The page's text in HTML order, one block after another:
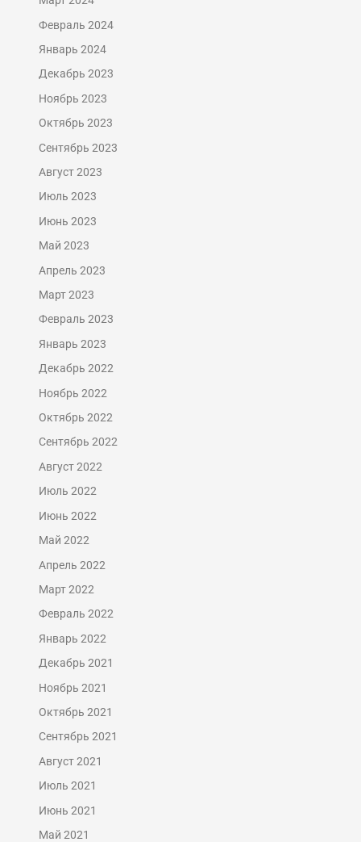
Февраль 2024
Январь 2024
Декабрь 2023
Ноябрь 2023
Октябрь 2023
Сентябрь 2023
Август 2023
Июль 2023
Июнь 2023
Май 2023
Апрель 2023
Март 2023
Февраль 2023
Январь 2023
Декабрь 2022
Ноябрь 2022
Октябрь 2022
Сентябрь 2022
Август 2022
Июль 2022
Июнь 2022
Май 2022
Апрель 2022
Март 2022
Февраль 2022
Январь 2022
Декабрь 2021
Ноябрь 2021
Октябрь 2021
Сентябрь 2021
Август 2021
Июль 2021
Июнь 2021
Май 2021